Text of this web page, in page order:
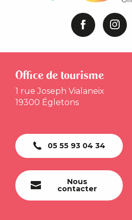
Office de tourisme
1 rue Joseph Vialaneix
19300 Égletons
05 55 93 04 34
Nous
contacter